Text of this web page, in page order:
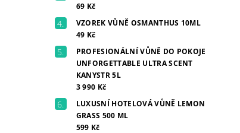
69 Kč
VZOREK VŮNĚ OSMANTHUS 10ML
49 Kč
PROFESIONÁLNÍ VŮNĚ DO POKOJE
UNFORGETTABLE ULTRA SCENT
KANYSTR 5L
3 990 Kč
LUXUSNÍ HOTELOVÁ VŮNĚ LEMON
GRASS 500 ML
599 Kč